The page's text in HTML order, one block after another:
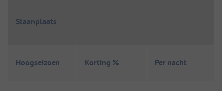
Staanplaats
Hoogseizoen Korting % Per nacht